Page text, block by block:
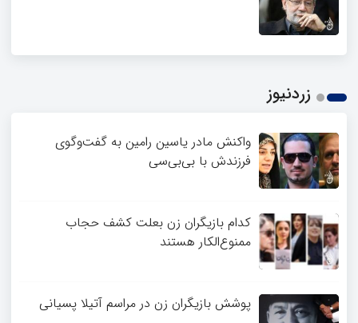
زردنیوز
واکنش مادر یاسین رامین به گفت‌وگوی
فرزندش با بی‌بی‌سی
کدام بازیگران زن بعلت کشف حجاب
ممنوع‌الکار هستند
پوشش بازیگران زن در مراسم آتیلا پسیانی